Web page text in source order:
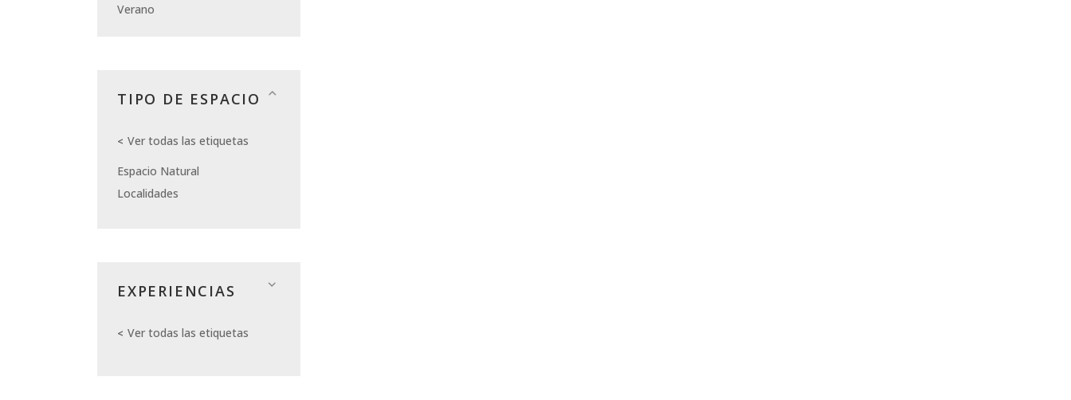
Verano
TIPO DE ESPACIO
Ver todas las etiquetas
Espacio Natural
Localidades
EXPERIENCIAS
Ver todas las etiquetas